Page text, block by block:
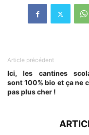
Article précédent
Ici, les cantines
sont 100% bio et ça ne
pas plus cher !